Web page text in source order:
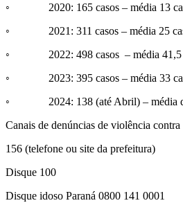
◦ 2020: 165 casos – média 13
◦ 2021: 311 casos – média 25
◦ 2022: 498 casos – média 41,5
◦ 2023: 395 casos – média 33
◦ 2024: 138 (até Abril) – média de
Canais de denúncias de violência contra
156 (telefone ou site da prefeitura)
Disque 100
Disque idoso Paraná 0800 141 0001